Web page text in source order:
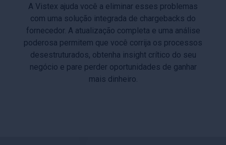
A Vistex ajuda você a eliminar esses problemas
com uma solução integrada de chargebacks do
fornecedor. A atualização completa e uma análise
poderosa permitem que você corrija os processos
desestruturados, obtenha insight crítico do seu
negócio e pare perder oportunidades de ganhar
mais dinheiro.